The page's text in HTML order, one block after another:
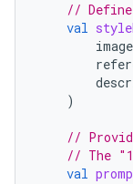
//
val
image
)
//
// The
val